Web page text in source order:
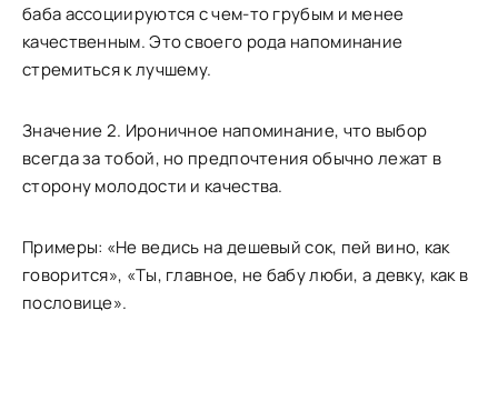
баба ассоциируются с чем-то грубым и менее
качественным. Это своего рода напоминание
стремиться к лучшему.
Значение 2. Ироничное напоминание, что выбор
всегда за тобой, но предпочтения обычно лежат в
сторону молодости и качества.
Примеры: «Не ведись на дешевый сок, пей вино, как
говорится», «Ты, главное, не бабу люби, а девку, как в
пословице».